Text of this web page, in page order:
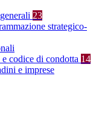
23
strategico-
codice di condotta 14
e imprese